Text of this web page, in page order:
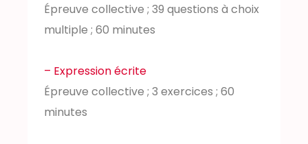
Épreuve collective ; 39 questions à choix
multiple ; 60 minutes
– Expression écrite
Épreuve collective ; 3 exercices ; 60
minutes